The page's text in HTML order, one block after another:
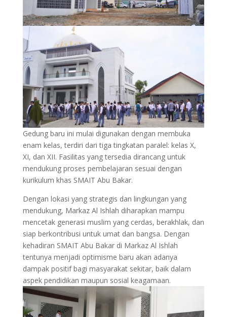
Gedung baru ini mulai digunakan dengan membuka
enam kelas, terdiri dari tiga tingkatan paralel: kelas X,
XI, dan XII. Fasilitas yang tersedia dirancang untuk
mendukung proses pembelajaran sesuai dengan
kurikulum khas SMAIT Abu Bakar.
Dengan lokasi yang strategis dan lingkungan yang
mendukung, Markaz Al Ishlah diharapkan mampu
mencetak generasi muslim yang cerdas, berakhlak, dan
siap berkontribusi untuk umat dan bangsa. Dengan
kehadiran SMAIT Abu Bakar di Markaz Al Ishlah
tentunya menjadi optimisme baru akan adanya
dampak positif bagi masyarakat sekitar, baik dalam
aspek pendidikan maupun sosial keagamaan.